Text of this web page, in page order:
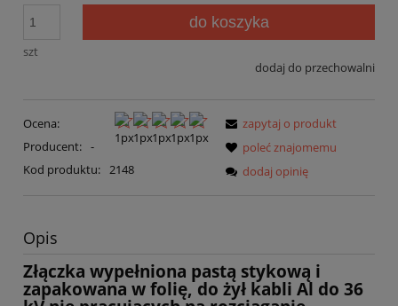
szt
do koszyka
dodaj do przechowalni
Ocena:
Producent: -
Kod produktu: 2148
zapytaj o produkt
poleć znajomemu
dodaj opinię
Opis
Złączka wypełniona pastą stykową i
zapakowana w folię, do żył kabli Al do 36